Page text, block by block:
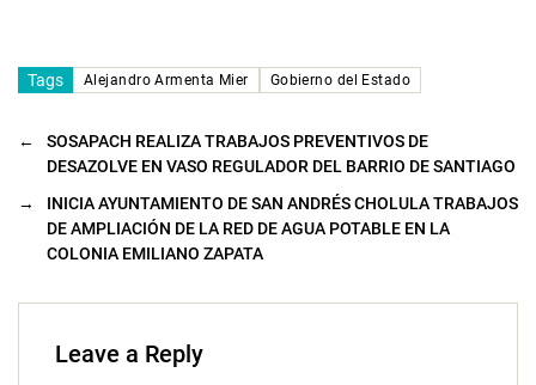
Tags Alejandro Armenta Mier Gobierno del Estado
←
SOSAPACH REALIZA TRABAJOS PREVENTIVOS DE
DESAZOLVE EN VASO REGULADOR DEL BARRIO DE SANTIAGO
→
INICIA AYUNTAMIENTO DE SAN ANDRÉS CHOLULA TRABAJOS
DE AMPLIACIÓN DE LA RED DE AGUA POTABLE EN LA
COLONIA EMILIANO ZAPATA
Leave a Reply